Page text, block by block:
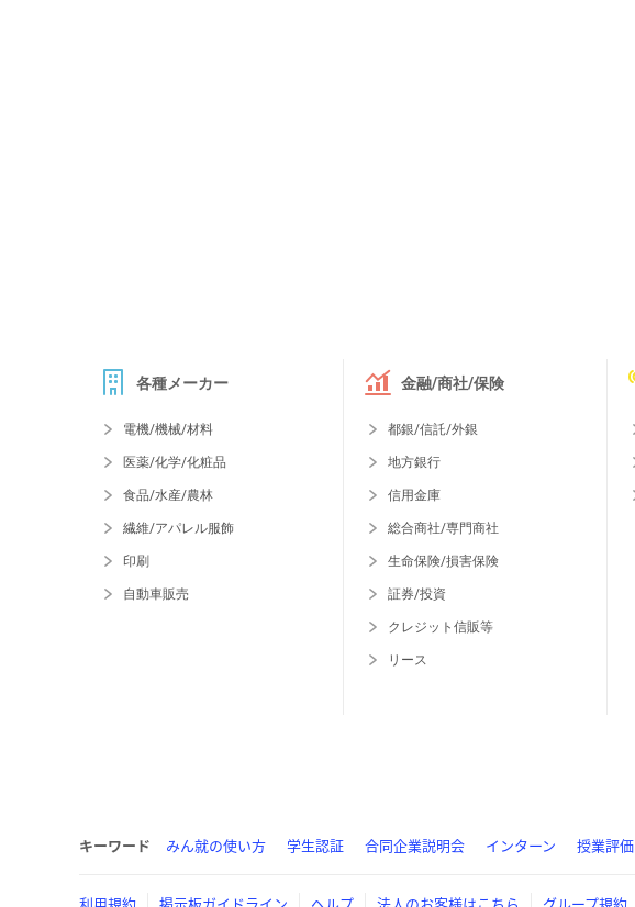
各種メーカー
電機/機械/材料
医薬/化学/化粧品
食品/水産/農林
繊維/アパレル服飾
印刷
自動車販売
金融/商社/保険
都銀/信託/外銀
地方銀行
信用金庫
総合商社/専門商社
生命保険/損害保険
証券/投資
クレジット信販等
リース
キーワード みん就の使い方 学生認証 合同企業説明会 インターン 授業評価